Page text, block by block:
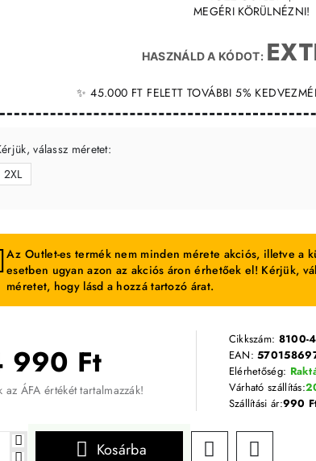
MEGÉRI KÖRÜLNÉZNI!
HASZNÁLD A KÓDOT:
✨ 45.000 FT FELETT TOVÁBBI 5%
990 Ft
az ÁFA értékét tartalmazzák!
Cikkszám: 8100-
EAN:
Elérhetőség:
Várható szállítás:
Szállítási ár:990
válassz méretet:
2XL
Kosárba
Az Outlet-es termék nem minden mérete akciós, illetve a
esetben ugyan azon az akciós áron érhetőek el! Kérjük,
méretet, hogy lásd a hozzá tartozó árat.